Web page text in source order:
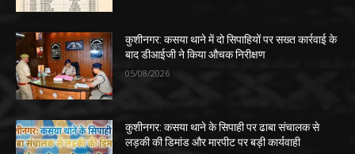
कुशीनगर: कसया थाने में दो सिपाहियों पर सख्त कार्रवाई के
बाद डीआईजी ने किया औचक निरीक्षण
05/08/2026
कुशीनगर: कसया थाने के सिपाही पर ढाबा संचालक से
लड़की की डिमांड और मारपीट पर बड़ी कार्यवाही